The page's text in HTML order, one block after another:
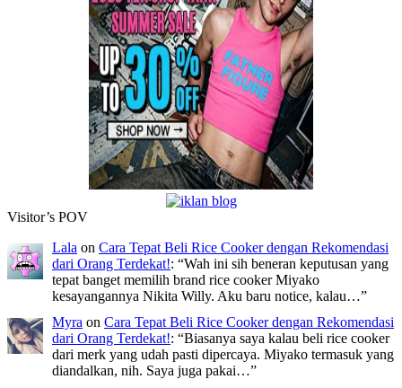
Visitor’s POV
Lala on Cara Tepat Beli Rice Cooker dengan Rekomendasi
dari Orang Terdekat!: “Wah ini sih beneran keputusan yang
tepat banget memilih brand rice cooker Miyako
kesayangannya Nikita Willy. Aku baru notice, kalau…”
Myra on Cara Tepat Beli Rice Cooker dengan Rekomendasi
dari Orang Terdekat!: “Biasanya saya kalau beli rice cooker
dari merk yang udah pasti dipercaya. Miyako termasuk yang
diandalkan, nih. Saya juga pakai…”